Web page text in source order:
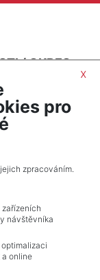
/OKRES
x
pro
zpracováním.
návštěvníka
online